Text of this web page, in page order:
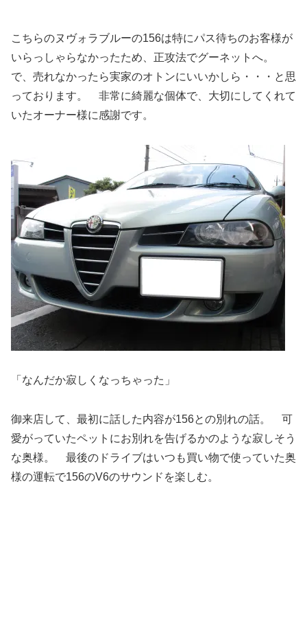
こちらのヌヴォラブルーの156は特にパス待ちのお客様が
いらっしゃらなかったため、正攻法でグーネットへ。
で、売れなかったら実家のオトンにいいかしら・・・と思
っております。 非常に綺麗な個体で、大切にしてくれて
いたオーナー様に感謝です。
「なんだか寂しくなっちゃった」
御来店して、最初に話した内容が156との別れの話。 可
愛がっていたペットにお別れを告げるかのような寂しそう
な奥様。 最後のドライブはいつも買い物で使っていた奥
様の運転で156のV6のサウンドを楽しむ。